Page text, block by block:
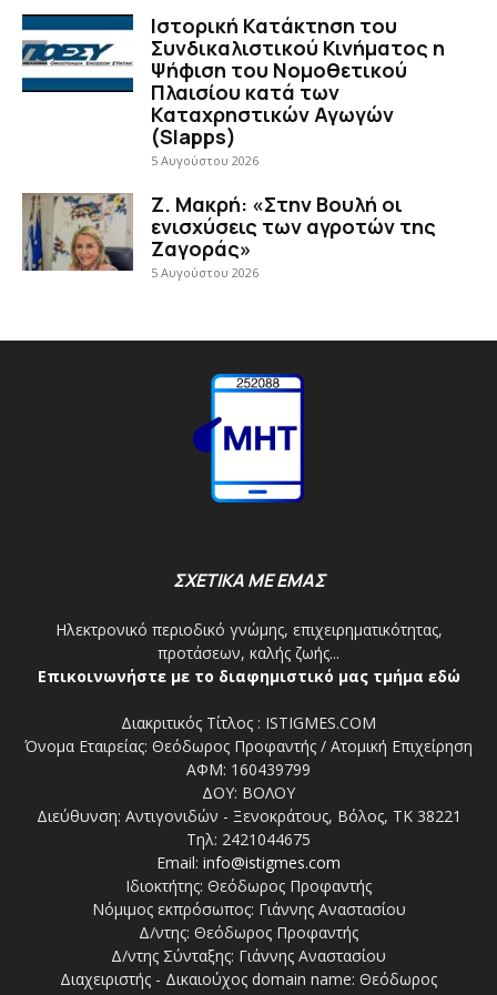
Ιστορική Κατάκτηση του
Συνδικαλιστικού Κινήματος η
Ψήφιση του Νομοθετικού
Πλαισίου κατά των
Καταχρηστικών Αγωγών
(Slapps)
5 Αυγούστου 2026
Ζ. Μακρή: «Στην Βουλή οι
ενισχύσεις των αγροτών της
Ζαγοράς»
5 Αυγούστου 2026
ΣΧΕΤΙΚΑ ΜΕ ΕΜΑΣ
Ηλεκτρονικό περιοδικό γνώμης, επιχειρηματικότητας,
προτάσεων, καλής ζωής...
Επικοινωνήστε με το διαφημιστικό μας τμήμα εδώ
Διακριτικός Τίτλος : ISTIGMES.COM
Όνομα Εταιρείας: Θεόδωρος Προφαντής / Ατομική Επιχείρηση
ΑΦΜ: 160439799
ΔΟΥ: ΒΟΛΟΥ
Διεύθυνση: Αντιγονιδών - Ξενοκράτους, Βόλος, ΤΚ 38221
Τηλ: 2421044675
Email: info@istigmes.com
Ιδιοκτήτης: Θεόδωρος Προφαντής
Νόμιμος εκπρόσωπος: Γιάννης Αναστασίου
Δ/ντης: Θεόδωρος Προφαντής
Δ/ντης Σύνταξης: Γιάννης Αναστασίου
Διαχειριστής - Δικαιούχος domain name: Θεόδωρος